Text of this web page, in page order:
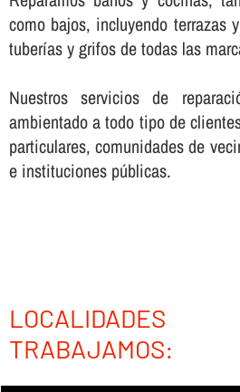
como bajos, incluyendo terrazas
tuberí­as y grifos de todas las
Nuestros servicios de
ambientado a todo tipo de
particulares, comunidades de
e instituciones públicas.
TRABAJAMOS: